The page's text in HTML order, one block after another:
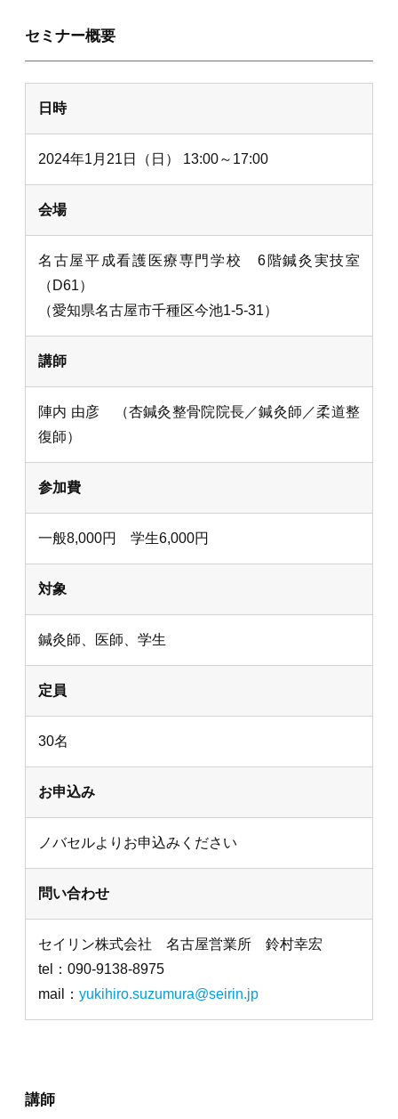
セミナー概要
日時
2024年1月21日（日） 13:00～17:00
会場
名古屋平成看護医療専門学校 6階鍼灸実技室
（D61）
（愛知県名古屋市千種区今池1-5-31）
講師
陣内 由彦 （杏鍼灸整骨院院長／鍼灸師／柔道整
復師）
参加費
一般8,000円 学生6,000円
対象
鍼灸師、医師、学生
定員
30名
お申込み
ノバセルよりお申込みください
問い合わせ
セイリン株式会社 名古屋営業所 鈴村幸宏
tel：090-9138-8975
mail： yukihiro.suzumura@seirin.jp
講師